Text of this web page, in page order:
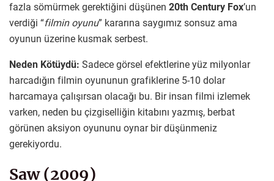
fazla sömürmek gerektiğini düşünen 20th Century Fox’un
verdiği “filmin oyunu” kararına saygımız sonsuz ama
oyunun üzerine kusmak serbest.
Neden Kötüydü: Sadece görsel efektlerine yüz milyonlar
harcadığın filmin oyununun grafiklerine 5-10 dolar
harcamaya çalışırsan olacağı bu. Bir insan filmi izlemek
varken, neden bu çizgiselliğin kitabını yazmış, berbat
görünen aksiyon oyununu oynar bir düşünmeniz
gerekiyordu.
Saw (2009)